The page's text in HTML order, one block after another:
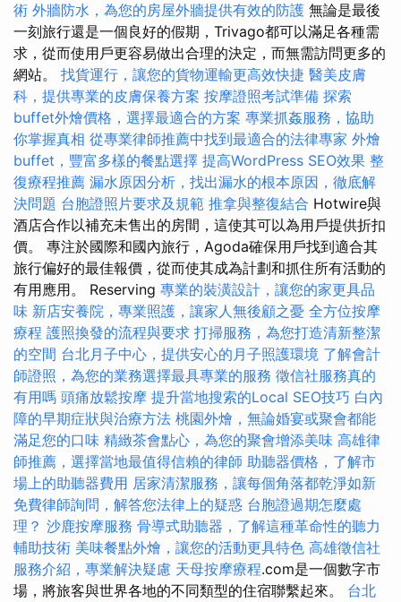
術 外牆防水，為您的房屋外牆提供有效的防護 無論是最後
一刻旅行還是一個良好的假期，Trivago都可以滿足各種需
求，從而使用戶更容易做出合理的決定，而無需訪問更多的
網站。 找貨運行，讓您的貨物運輸更高效快捷 醫美皮膚
科，提供專業的皮膚保養方案 按摩證照考試準備 探索
buffet外燴價格，選擇最適合的方案 專業抓姦服務，協助
你掌握真相 從專業律師推薦中找到最適合的法律專家 外燴
buffet，豐富多樣的餐點選擇 提高WordPress SEO效果 整
復療程推薦 漏水原因分析，找出漏水的根本原因，徹底解
決問題 台胞證照片要求及規範 推拿與整復結合 Hotwire與
酒店合作以補充未售出的房間，這使其可以為用戶提供折扣
價。 專注於國際和國內旅行，Agoda確保用戶找到適合其
旅行偏好的最佳報價，從而使其成為計劃和抓住所有活動的
有用應用。 Reserving 專業的裝潢設計，讓您的家更具品
味 新店安養院，專業照護，讓家人無後顧之憂 全方位按摩
療程 護照換發的流程與要求 打掃服務，為您打造清新整潔
的空間 台北月子中心，提供安心的月子照護環境 了解會計
師證照，為您的業務選擇最具專業的服務 徵信社服務真的
有用嗎 頭痛放鬆按摩 提升當地搜索的Local SEO技巧 白內
障的早期症狀與治療方法 桃園外燴，無論婚宴或聚會都能
滿足您的口味 精緻茶會點心，為您的聚會增添美味 高雄律
師推薦，選擇當地最值得信賴的律師 助聽器價格，了解市
場上的助聽器費用 居家清潔服務，讓每個角落都乾淨如新
免費律師詢問，解答您法律上的疑惑 台胞證過期怎麼處
理？ 沙鹿按摩服務 骨導式助聽器，了解這種革命性的聽力
輔助技術 美味餐點外燴，讓您的活動更具特色 高雄徵信社
服務介紹，專業解決疑慮 天母按摩療程.com是一個數字市
場，將旅客與世界各地的不同類型的住宿聯繫起來。 台北